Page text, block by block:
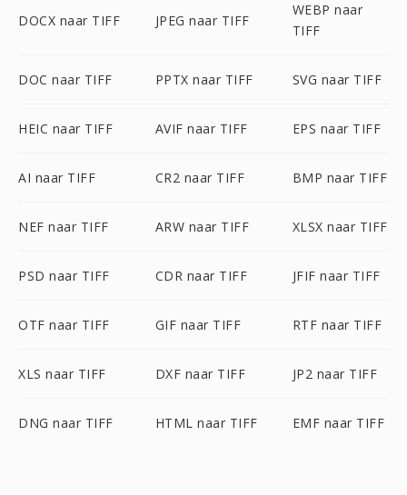
DOCX naar TIFF JPEG naar TIFF
WEBP naar
TIFF
DOC naar TIFF PPTX naar TIFF SVG naar TIFF
HEIC naar TIFF AVIF naar TIFF EPS naar TIFF
AI naar TIFF CR2 naar TIFF BMP naar TIFF
NEF naar TIFF ARW naar TIFF XLSX naar TIFF
PSD naar TIFF CDR naar TIFF JFIF naar TIFF
OTF naar TIFF GIF naar TIFF RTF naar TIFF
XLS naar TIFF DXF naar TIFF JP2 naar TIFF
DNG naar TIFF HTML naar TIFF EMF naar TIFF